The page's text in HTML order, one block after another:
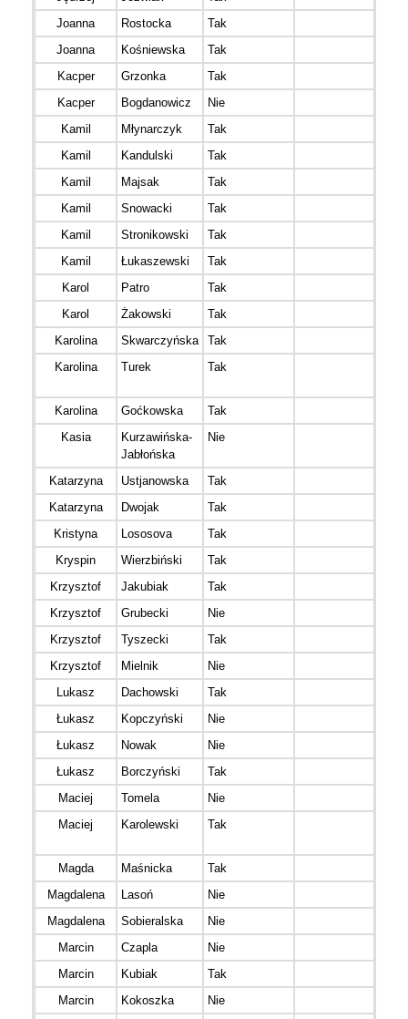
Joanna
Rostocka
Tak
Joanna
Kośniewska Tak
Kacper
Grzonka
Tak
Kacper
Bogdanowicz
Nie
Kamil
Młynarczyk
Tak
Kamil
Kandulski
Tak
Kamil
Majsak Tak
Kamil
Snowacki Tak
Kamil
Stronikowski
Tak
Kamil
Łukaszewski Tak
Karol
Patro
Tak
Karol
Żakowski Tak
Karolina
Skwarczyńska
Tak
Karolina
Turek Tak
Karolina
Goćkowska
Tak
Kasia
Kurzawińska-
Jabłońska
Nie
Katarzyna Ustjanowska
Tak
Katarzyna
Dwojak
Tak
Kristyna
Lososova
Tak
Kryspin
Wierzbiński Tak
Krzysztof
Jakubiak
Tak
Krzysztof
Grubecki
Nie
Krzysztof
Tyszecki
Tak
Krzysztof
Mielnik Nie
Lukasz
Dachowski
Tak
Łukasz
Kopczyński Nie
Łukasz
Nowak
Nie
Łukasz
Borczyński Tak
Maciej
Tomela Nie
Maciej
Karolewski Tak
Magda
Maśnicka Tak
Magdalena
Lasoń Nie
Magdalena
Sobieralska
Nie
Marcin
Czapla Nie
Marcin
Kubiak
Tak
Marcin
Kokoszka Nie